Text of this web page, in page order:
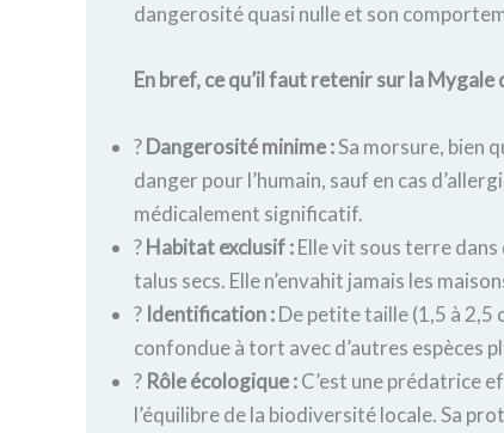
dangerosité quasi nulle et son
En bref, ce qu’il faut retenir sur la Mygale
?️Dangerosité minime :Sa morsure, bien
danger pour l’humain, sauf en cas
médicalement significatif.
?Habitat exclusif :Elle vit sous terre
talus secs. Elle n’envahit jamais les
? Identification :De petite taille (1,5 à 2,5
confondue à tort avec d’autres espèces
? Rôle écologique :C’est une prédatrice
l’équilibre de la biodiversité locale. Sa